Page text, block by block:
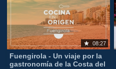
08:27
Fuengirola - Un viaje por la
gastronomía de la Costa del